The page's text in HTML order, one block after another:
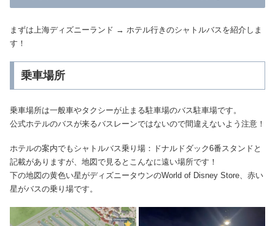
まずは上海ディズニーランド → ホテル行きのシャトルバスを紹介しま
す！
乗車場所
乗車場所は一般車やタクシーが止まる駐車場のバス駐車場です。
公式ホテルのバスが来るバスレーンではないので間違えないよう注意！
ホテルの案内でもシャトルバス乗り場：ドナルドダック6番スタンドと
記載がありますが、地図で見るとこんなに遠い場所です！
下の地図の黄色い星がディズニータウンのWorld of Disney Store、赤い
星がバスの乗り場です。